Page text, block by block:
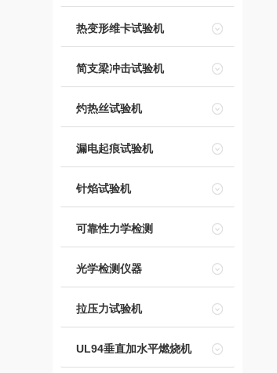
热变形维卡试验机
简支梁冲击试验机
灼热丝试验机
漏电起痕试验机
针焰试验机
可靠性力学检测
光学检测仪器
拉压力试验机
UL94垂直加水平燃烧机